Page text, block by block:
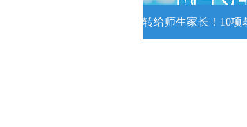
转给师生家长！10项